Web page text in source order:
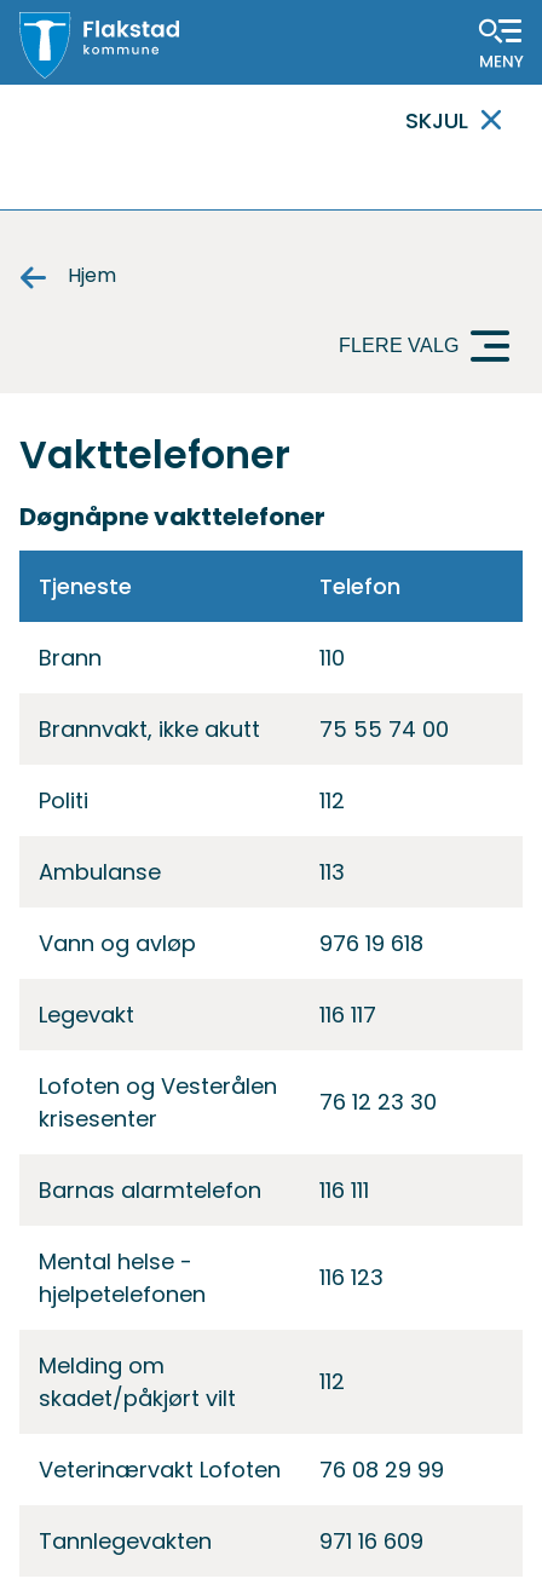
MELDING
SKJUL
Hjem
FLERE VALG
Vakttelefoner
Døgnåpne vakttelefoner
Tjeneste Telefon
Brann 110
Brannvakt, ikke akutt 75 55 74 00
Politi 112
Ambulanse 113
Vann og avløp 976 19 618
Legevakt 116 117
Lofoten og Vesterålen
krisesenter
76 12 23 30
Barnas alarmtelefon 116 111
Mental helse -
hjelpetelefonen
116 123
Melding om
skadet/påkjørt vilt
112
Veterinærvakt Lofoten 76 08 29 99
Tannlegevakten 971 16 609